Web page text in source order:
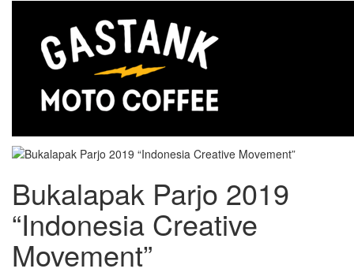
Bukalapak Parjo 2019
“Indonesia Creative
Movement”